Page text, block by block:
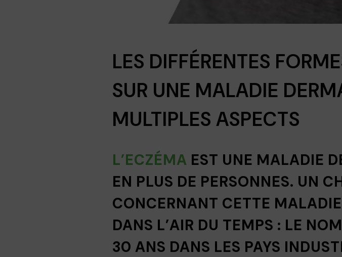
LES DIFFÉRENTES
SUR UNE MALADIE
MULTIPLES ASPECTS
L’ECZÉMA EST UNE MALADIE
EN PLUS DE PERSONNES. UN
CONCERNANT CETTE
DANS L’AIR DU TEMPS : LE
30 ANS DANS LES PAYS